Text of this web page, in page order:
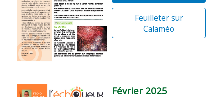
Feuilleter sur
Calaméo
Février 2025